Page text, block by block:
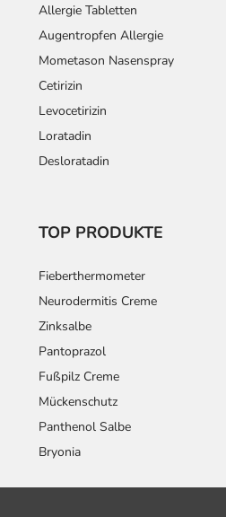
Allergie Tabletten
Augentropfen Allergie
Mometason Nasenspray
Cetirizin
Levocetirizin
Loratadin
Desloratadin
TOP PRODUKTE
Fieberthermometer
Neurodermitis Creme
Zinksalbe
Pantoprazol
Fußpilz Creme
Mückenschutz
Panthenol Salbe
Bryonia